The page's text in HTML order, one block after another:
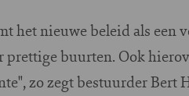
het nieuwe beleid als een
prettige buurten. Ook
zo zegt bestuurder